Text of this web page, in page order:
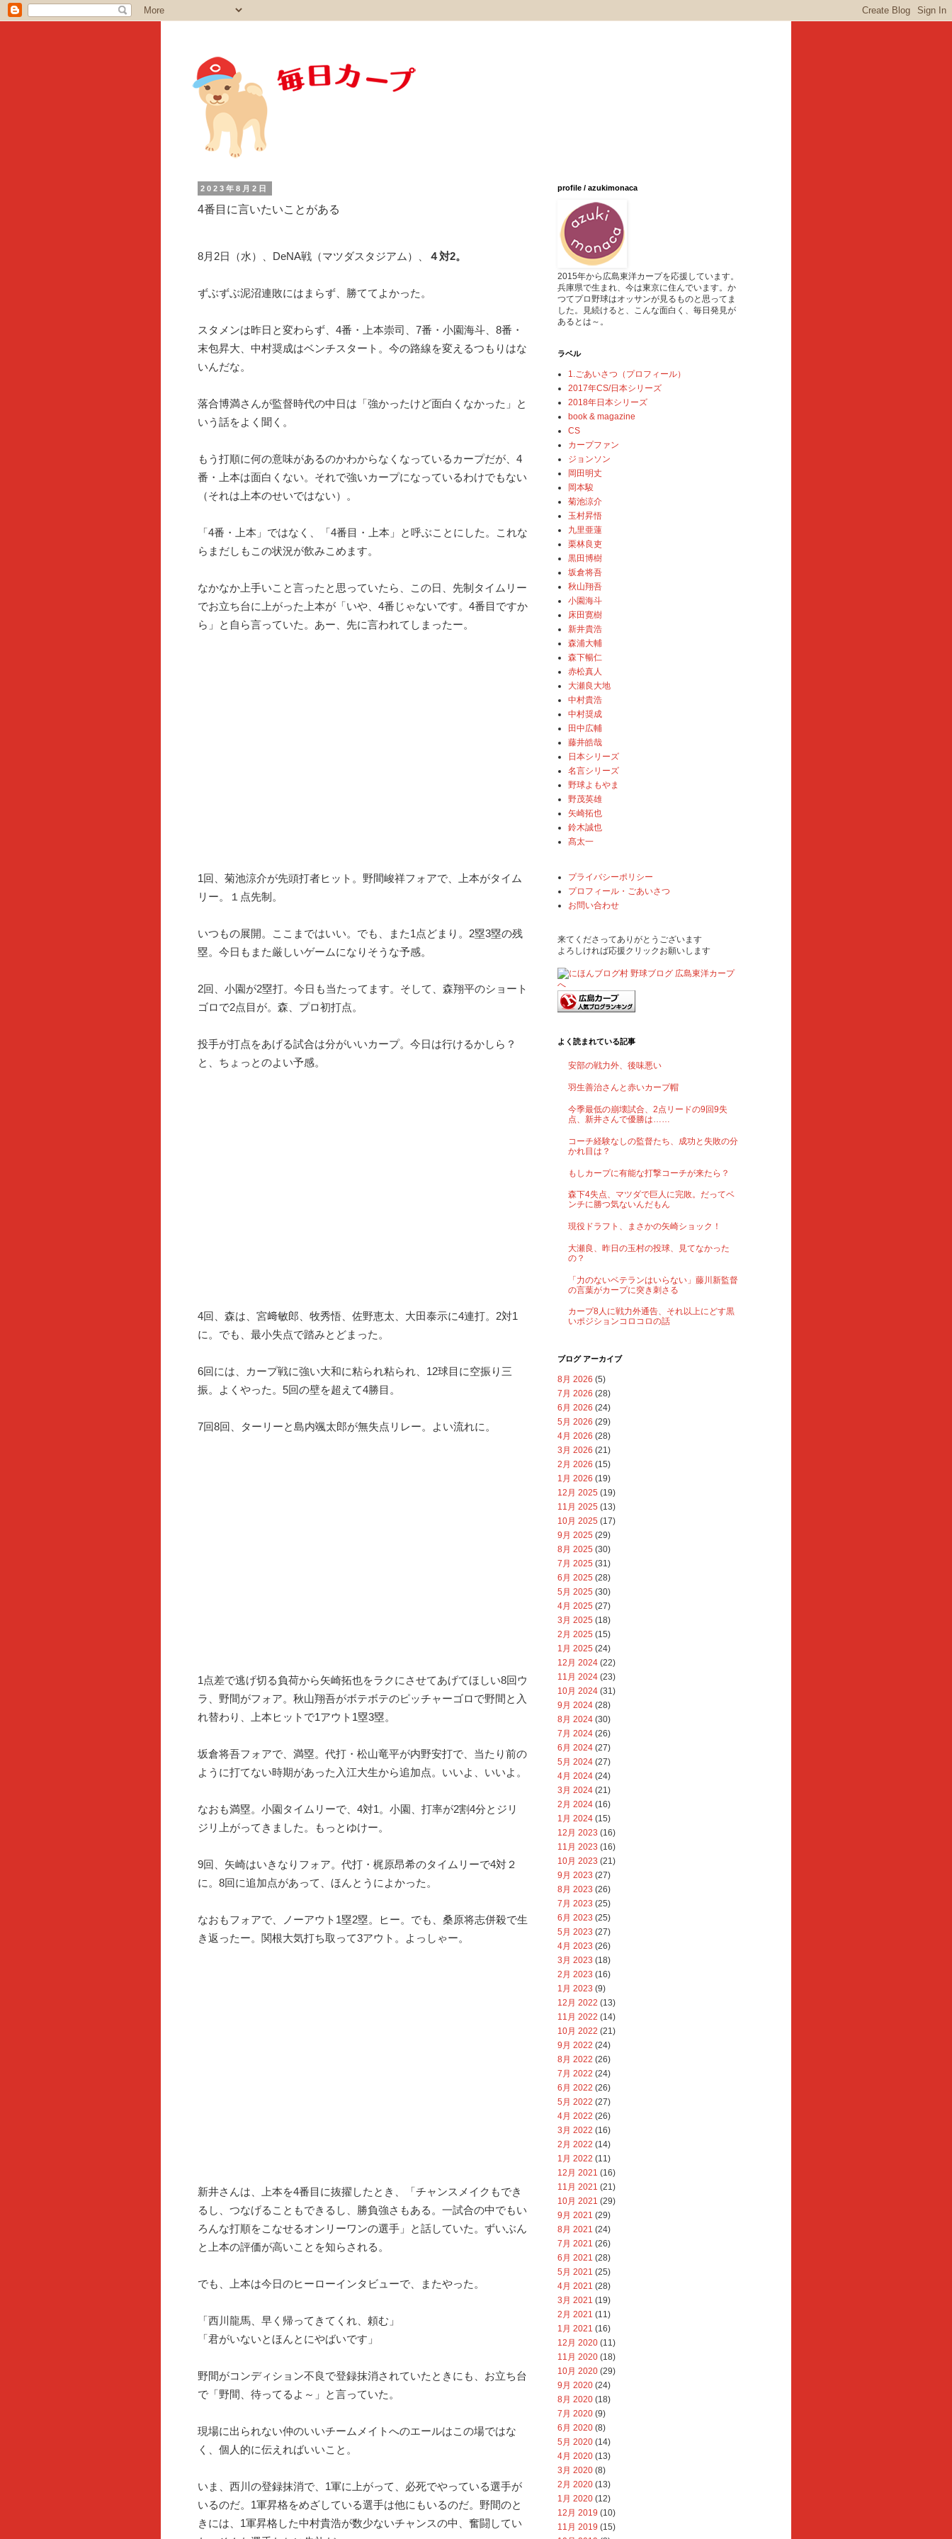
2023年8月2日
4番目に言いたいことがある
8月2日（水）、DeNA戦（マツダスタジアム）、 ４対2。
ずぶずぶ泥沼連敗にはまらず、勝ててよかった。
スタメンは昨日と変わらず、4番・上本崇司、7番・小園海斗、8番・
末包昇大、中村奨成はベンチスタート。今の路線を変えるつもりはな
いんだな。
落合博満さんが監督時代の中日は「強かったけど面白くなかった」と
いう話をよく聞く。
もう打順に何の意味があるのかわからなくなっているカープだが、4
番・上本は面白くない。それで強いカープになっているわけでもない
（それは上本のせいではない）。
「4番・上本」ではなく、「4番目・上本」と呼ぶことにした。これな
らまだしもこの状況が飲みこめます。
なかなか上手いこと言ったと思っていたら、この日、先制タイムリー
でお立ち台に上がった上本が「いや、4番じゃないです。4番目ですか
ら」と自ら言っていた。あー、先に言われてしまったー。
1回、菊池涼介が先頭打者ヒット。野間峻祥フォアで、上本がタイム
リー。１点先制。
いつもの展開。ここまではいい。でも、また1点どまり。2塁3塁の残
塁。今日もまた厳しいゲームになりそうな予感。
2回、小園が2塁打。今日も当たってます。そして、森翔平のショート
ゴロで2点目が。森、プロ初打点。
投手が打点をあげる試合は分がいいカープ。今日は行けるかしら？
と、ちょっとのよい予感。
4回、森は、宮﨑敏郎、牧秀悟、佐野恵太、大田泰示に4連打。2対1
に。でも、最小失点で踏みとどまった。
6回には、カープ戦に強い大和に粘られ粘られ、12球目に空振り三
振。よくやった。5回の壁を超えて4勝目。
7回8回、ターリーと島内颯太郎が無失点リレー。よい流れに。
1点差で逃げ切る負荷から矢崎拓也をラクにさせてあげてほしい8回ウ
ラ、野間がフォア。秋山翔吾がボテボテのピッチャーゴロで野間と入
れ替わり、上本ヒットで1アウト1塁3塁。
坂倉将吾フォアで、満塁。代打・松山竜平が内野安打で、当たり前の
ように打てない時期があった入江大生から追加点。いいよ、いいよ。
なおも満塁。小園タイムリーで、4対1。小園、打率が2割4分とジリ
ジリ上がってきました。もっとゆけー。
9回、矢崎はいきなりフォア。代打・梶原昂希のタイムリーで4対２
に。8回に追加点があって、ほんとうによかった。
なおもフォアで、ノーアウト1塁2塁。ヒー。でも、桑原将志併殺で生
き返ったー。関根大気打ち取って3アウト。よっしゃー。
新井さんは、上本を4番目に抜擢したとき、「チャンスメイクもでき
るし、つなげることもできるし、勝負強さもある。一試合の中でもい
ろんな打順をこなせるオンリーワンの選手」と話していた。ずいぶん
と上本の評価が高いことを知らされる。
でも、上本は今日のヒーローインタビューで、またやった。
「西川龍馬、早く帰ってきてくれ、頼む」
「君がいないとほんとにやばいです」
野間がコンディション不良で登録抹消されていたときにも、お立ち台
で「野間、待ってるよ～」と言っていた。
現場に出られない仲のいいチームメイトへのエールはこの場ではな
く、個人的に伝えればいいこと。
いま、西川の登録抹消で、1軍に上がって、必死でやっている選手が
いるのだ。1軍昇格をめざしている選手は他にもいるのだ。野間のと
きには、1軍昇格した中村貴浩が数少ないチャンスの中、奮闘してい
profile / azukimonaca
2015年から広島東洋カープを応援しています。
兵庫県で生まれ、今は東京に住んでいます。か
つてプロ野球はオッサンが見るものと思ってま
した。見続けると、こんな面白く、毎日発見が
あるとは～。
ラベル
1.ごあいさつ（プロフィール）
2017年CS/日本シリーズ
2018年日本シリーズ
book & magazine
CS
カープファン
ジョンソン
岡田明丈
岡本駿
菊池涼介
玉村昇悟
九里亜蓮
栗林良吏
黒田博樹
坂倉将吾
秋山翔吾
小園海斗
床田寛樹
新井貴浩
森浦大輔
森下暢仁
赤松真人
大瀬良大地
中村貴浩
中村奨成
田中広輔
藤井皓哉
日本シリーズ
名言シリーズ
野球よもやま
野茂英雄
矢崎拓也
鈴木誠也
髙太一
プライバシーポリシー
プロフィール・ごあいさつ
お問い合わせ
来てくださってありがとうございます
よろしければ応援クリックお願いします
よく読まれている記事
安部の戦力外、後味悪い
羽生善治さんと赤いカープ帽
今季最低の崩壊試合、2点リードの9回9失
点、新井さんで優勝は……
コーチ経験なしの監督たち、成功と失敗の分
かれ目は？
もしカープに有能な打撃コーチが来たら？
森下4失点、マツダで巨人に完敗。だってベ
ンチに勝つ気ないんだもん
現役ドラフト、まさかの矢崎ショック！
大瀬良、昨日の玉村の投球、見てなかった
の？
「力のないベテランはいらない」藤川新監督
の言葉がカープに突き刺さる
カープ8人に戦力外通告、それ以上にどす黒
いポジションコロコロの話
ブログ アーカイブ
8月 2026 (5)
7月 2026 (28)
6月 2026 (24)
5月 2026 (29)
4月 2026 (28)
3月 2026 (21)
2月 2026 (15)
1月 2026 (19)
12月 2025 (19)
11月 2025 (13)
10月 2025 (17)
9月 2025 (29)
8月 2025 (30)
7月 2025 (31)
6月 2025 (28)
5月 2025 (30)
4月 2025 (27)
3月 2025 (18)
2月 2025 (15)
1月 2025 (24)
12月 2024 (22)
11月 2024 (23)
10月 2024 (31)
9月 2024 (28)
8月 2024 (30)
7月 2024 (26)
6月 2024 (27)
5月 2024 (27)
4月 2024 (24)
3月 2024 (21)
2月 2024 (16)
1月 2024 (15)
12月 2023 (16)
11月 2023 (16)
10月 2023 (21)
9月 2023 (27)
8月 2023 (26)
7月 2023 (25)
6月 2023 (25)
5月 2023 (27)
4月 2023 (26)
3月 2023 (18)
2月 2023 (16)
1月 2023 (9)
12月 2022 (13)
11月 2022 (14)
10月 2022 (21)
9月 2022 (24)
8月 2022 (26)
7月 2022 (24)
6月 2022 (26)
5月 2022 (27)
4月 2022 (26)
3月 2022 (16)
2月 2022 (14)
1月 2022 (11)
12月 2021 (16)
11月 2021 (21)
10月 2021 (29)
9月 2021 (29)
8月 2021 (24)
7月 2021 (26)
6月 2021 (28)
5月 2021 (25)
4月 2021 (28)
3月 2021 (19)
2月 2021 (11)
1月 2021 (16)
12月 2020 (11)
11月 2020 (18)
10月 2020 (29)
9月 2020 (24)
8月 2020 (18)
7月 2020 (9)
6月 2020 (8)
5月 2020 (14)
4月 2020 (13)
3月 2020 (8)
2月 2020 (13)
1月 2020 (12)
12月 2019 (10)
11月 2019 (15)